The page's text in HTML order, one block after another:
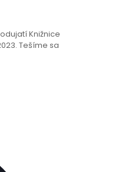
Knižnice
Tešíme sa